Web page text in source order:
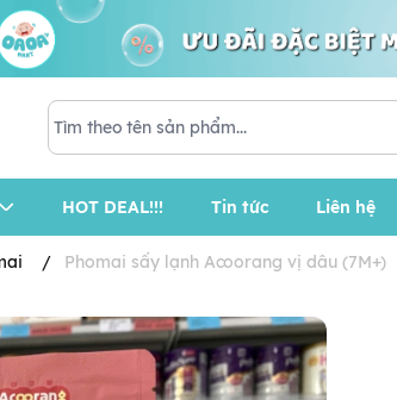
HOT DEAL!!! Tin tức Liên hệ
/ Phomai sấy lạnh Acoorang vị dâu (7M+)